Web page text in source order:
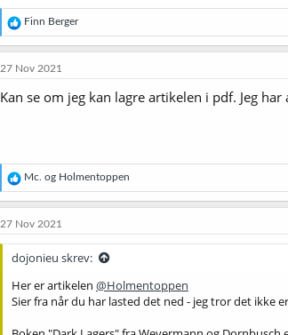
:
R
e
a
:
Finn Berger
27 Nov 2021
Kan se om jeg kan lagre artikelen i pdf. Jeg
R
e
a
j
o
e
r
Mc. og Holmentoppen
27 Nov 2021
dojonieu skrev:
Her er artikelen @Holmentoppen
Sier fra når du har lasted det ned - jeg tror det ikke